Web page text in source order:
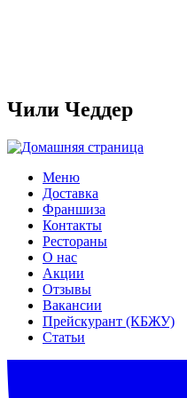
Чили Чеддер
Меню
Доставка
Франшиза
Контакты
Рестораны
О нас
Акции
Отзывы
Вакансии
Прейскурант (КБЖУ)
Статьи